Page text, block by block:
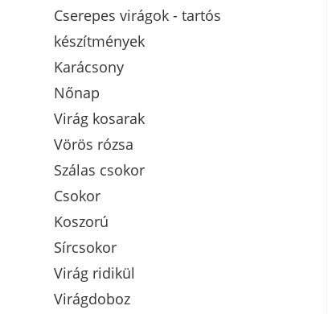
Cserepes virágok - tartós
készítmények
Karácsony
Nőnap
Virág kosarak
Vörös rózsa
Szálas csokor
Csokor
Koszorú
Sírcsokor
Virág ridikül
Virágdoboz